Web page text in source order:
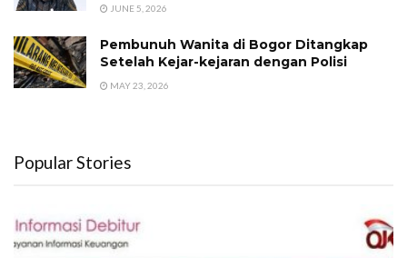
JUNE 5, 2026
Pembunuh Wanita di Bogor Ditangkap
Setelah Kejar-kejaran dengan Polisi
MAY 23, 2026
Popular Stories